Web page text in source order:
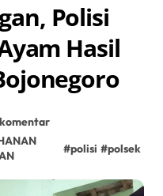
Polisi
Hasil
#polisi #polsek